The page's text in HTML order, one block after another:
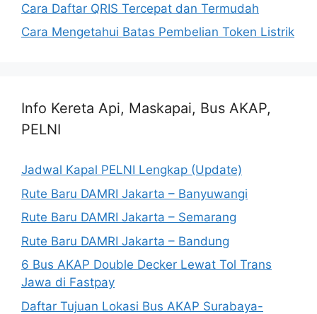
Cara Daftar QRIS Tercepat dan Termudah
Cara Mengetahui Batas Pembelian Token Listrik
Info Kereta Api, Maskapai, Bus AKAP,
PELNI
Jadwal Kapal PELNI Lengkap (Update)
Rute Baru DAMRI Jakarta – Banyuwangi
Rute Baru DAMRI Jakarta – Semarang
Rute Baru DAMRI Jakarta – Bandung
6 Bus AKAP Double Decker Lewat Tol Trans
Jawa di Fastpay
Daftar Tujuan Lokasi Bus AKAP Surabaya-